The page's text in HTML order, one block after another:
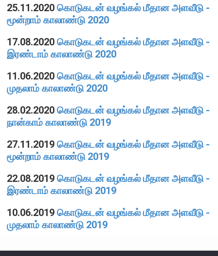
கம்பனிப் படுகடன் பிணையங்கள் சந்தை
கொழும்பு பங்குப் பரிவர்த்தனை
நிதியியல் உட்கட்டமைப்பு
கொடுகடன் தகவல்
பிரமிட் திட்டங்கள்
பொதுநோக்கு
நிதியியல் முறைமை மேற்பார்வைச் குழு
Financial Stability Review
25.11.2020கொடுகடன் வழங்கல் மீதான அளவீடு -
மூன்றாம் காலாண்டு 2020
17.08.2020கொடுகடன் வழங்கல் மீதான அளவீடு -
இரண்டாம் காலாண்டு 2020
11.06.2020கொடுகடன் வழங்கல் மீதான அளவீடு -
முதலாம் காலாண்டு 2020
28.02.2020கொடுகடன் வழங்கல் மீதான அளவீடு -
நான்காம் காலாண்டு 2019
27.11.2019கொடுகடன் வழங்கல் மீதான அளவீடு -
மூன்றாம் காலாண்டு 2019
22.08.2019கொடுகடன் வழங்கல் மீதான அளவீடு -
இரண்டாம் காலாண்டு 2019
10.06.2019கொடுகடன் வழங்கல் மீதான அளவீடு -
முதலாம் காலாண்டு 2019